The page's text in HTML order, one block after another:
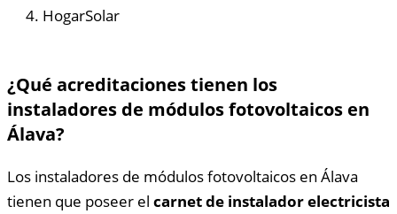
HogarSolar
¿Qué acreditaciones tienen los
instaladores de módulos fotovoltaicos en
Álava?
Los instaladores de módulos fotovoltaicos en Álava
tienen que poseer el carnet de instalador electricista